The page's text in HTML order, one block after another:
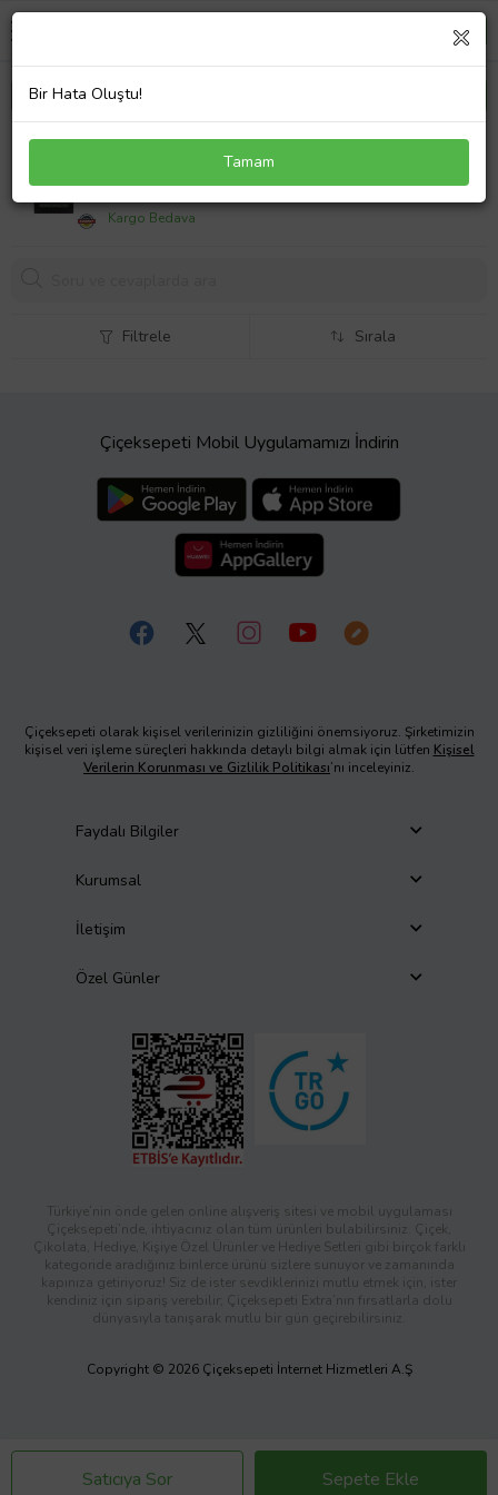
White Elephant Aktif Karbon Filtre 9mm 150'li
2143,53 TL
Kargo Bedava
Satıcıya Sor Sepete Ekle
Filtrele Sırala
Çiçeksepeti Mobil Uygulamamızı İndirin
Çiçeksepeti olarak kişisel verilerinizin gizliliğini önemsiyoruz. Şirketimizin
kişisel veri işleme süreçleri hakkında detaylı bilgi almak için lütfen Kişisel
Verilerin Korunması ve Gizlilik Politikası’nı inceleyiniz.
Faydalı Bilgiler
Kurumsal
İletişim
Özel Günler
Türkiye’nin önde gelen online alışveriş sitesi ve mobil uygulaması
Çiçeksepeti’nde, ihtiyacınız olan tüm ürünleri bulabilirsiniz. Çiçek,
Çikolata, Hediye, Kişiye Özel Ürünler ve Hediye Setleri gibi birçok farklı
kategoride aradığınız binlerce ürünü sizlere sunuyor ve zamanında
kapınıza getiriyoruz! Siz de ister sevdiklerinizi mutlu etmek için, ister
kendiniz için sipariş verebilir; Çiçeksepeti Extra’nın fırsatlarla dolu
dünyasıyla tanışarak mutlu bir gün geçirebilirsiniz.
Copyright © 2026 Çiçeksepeti İnternet Hizmetleri A.Ş
Bir Hata Oluştu!
Tamam